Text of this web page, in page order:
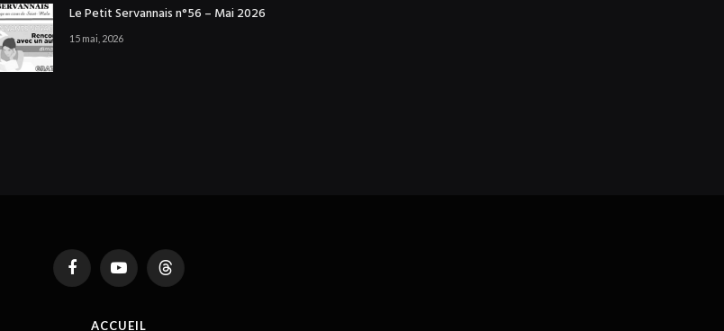
Le Petit Servannais n°56 – Mai 2026
15 mai, 2026
FacebookYouTubeThreads
ACCUEIL